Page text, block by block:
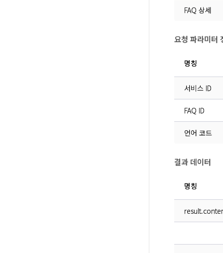
FAQ 상세
요청 파라미터
명칭
서비스 ID
FAQ ID
언어 코드
결과 데이터
명칭